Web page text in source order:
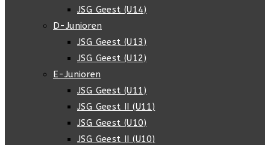
JSG Geest (U14)
D-Junioren
JSG Geest (U13)
JSG Geest (U12)
E-Junioren
JSG Geest (U11)
JSG Geest II (U11)
JSG Geest (U10)
JSG Geest II (U10)